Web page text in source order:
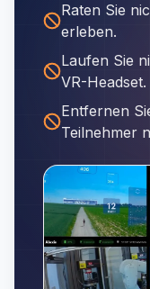
Raten Sie
erleben.
Laufen Sie
VR-Headset.
Entfernen
Teilnehmer